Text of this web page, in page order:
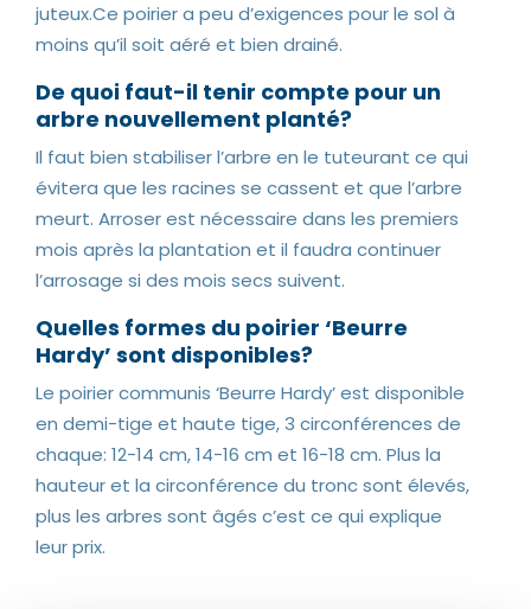
juteux.Ce poirier a peu d’exigences pour le sol à
moins qu’il soit aéré et bien drainé.
De quoi faut-il tenir compte pour un
arbre nouvellement planté?
Il faut bien stabiliser l’arbre en le tuteurant ce qui
évitera que les racines se cassent et que l’arbre
meurt. Arroser est nécessaire dans les premiers
mois après la plantation et il faudra continuer
l’arrosage si des mois secs suivent.
Quelles formes du poirier ‘Beurre
Hardy’ sont disponibles?
Le poirier communis ‘Beurre Hardy’ est disponible
en demi-tige et haute tige, 3 circonférences de
chaque: 12-14 cm, 14-16 cm et 16-18 cm. Plus la
hauteur et la circonférence du tronc sont élevés,
plus les arbres sont âgés c’est ce qui explique
leur prix.